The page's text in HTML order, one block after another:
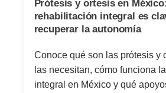
Prótesis y ortesis en
rehabilitación integral es
recuperar la autonomía
Conoce qué son las prótesis y
las necesitan, cómo funciona
integral en México y qué